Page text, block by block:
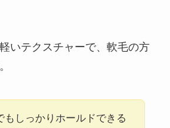
いテクスチャーで、軟毛の方
もしっかりホールドできる